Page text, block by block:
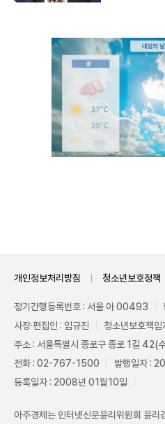
개인정보처리방침 청소년보호정책
정기간행등록번호 : 서울 아 00493
사장·편집인 : 임규진
청소년보호책임
주소 : 서울특별시 종로구 종로 1길 42(
전화 : 02-767-1500
발행일자 :
등록일자 : 2008년 01월10일
아주경제는 인터넷신문윤리위원회 윤